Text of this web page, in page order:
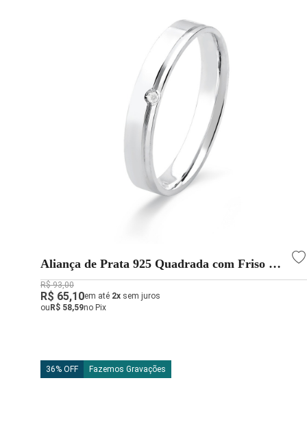
Aliança de Prata 925 Quadrada com Friso e
Zircônia
R$ 93,00
R$ 65,10em até 2x sem juros
ou R$ 58,59no Pix
36% OFF Fazemos Gravações